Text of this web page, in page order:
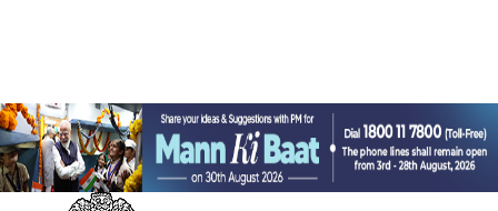
विज्ञान एवं प्रौद्योगिकी मंत्रालय
सीएसआईआर-सीआरआरआई ने राजस्थान सरकार के समक्ष स्वदेशी
एमएसएस+ सड़क प्रौद्योगिकी का प्रदर्शन किया